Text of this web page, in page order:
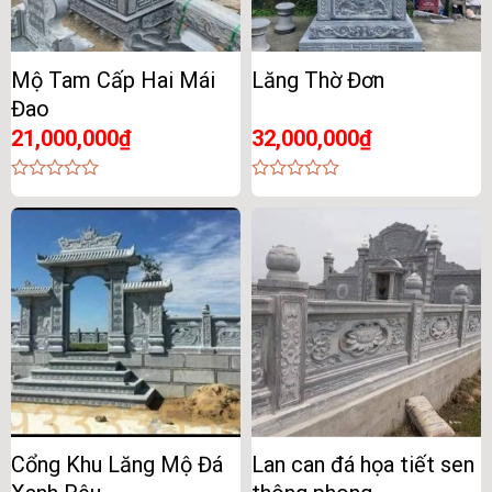
Mộ Tam Cấp Hai Mái
Đao
21,000,000₫
0
out
Lăng Thờ Đơn
32,000,000₫
0
Cổng Khu Lăng Mộ Đá
Lan can đá họa tiết sen